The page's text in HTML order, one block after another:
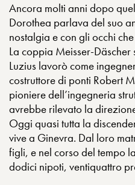
Ancora molti anni dopo
Dorothea parlava del suo
nostalgia e con gli occhi
La coppia Meisser-
Luzius lavorò come
costruttore di ponti Robert
pioniere dell’ingegneria
avrebbe rilevato la
Oggi quasi tutta la
vive a Ginevra. Dal loro
figli, e nel corso del tempo
dodici nipoti, ventiquattro